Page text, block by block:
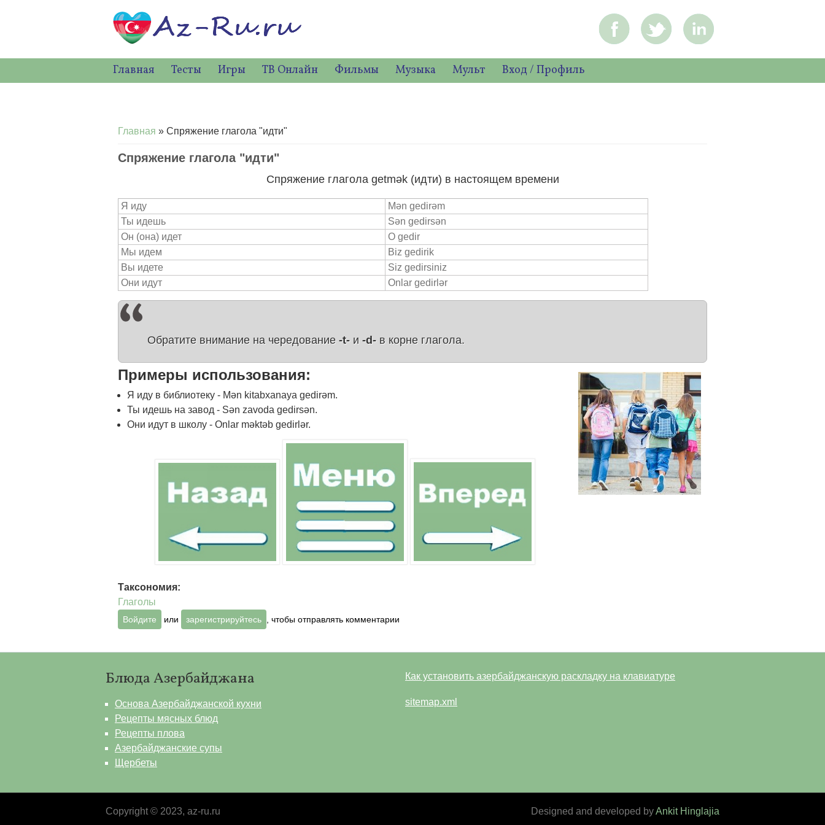
Главная Тесты Игры ТВ Онлайн Фильмы Музыка Мульт Вход / Профиль
Главная » Спряжение глагола "идти"
Спряжение глагола "идти"
Спряжение глагола getmək (идти) в настоящем времени
Я иду
Mən gedirəm
Ты идешь
Sən gedirsən
Он (она) идет
O gedir
Мы идем
Biz gedirik
Вы идете
Siz gedirsiniz
Они идут
Onlar gedirlər
Обратите внимание на чередование -t- и -d- в корне глагола.
Примеры использования:
Я иду в библиотеку - Mən kitabxanaya gedirəm.
Ты идешь на завод - Sən zavoda gedirsən.
Они идут в школу - Onlar məktəb gedirlər.
Таксономия:
Глаголы
Войдите или зарегистрируйтесь , чтобы отправлять комментарии
Блюда Азербайджана
Основа Азербайджанской кухни
Рецепты мясных блюд
Рецепты плова
Азербайджанские супы
Щербеты
Как установить азербайджанскую раскладку на клавиатуре
sitemap.xml
Copyright © 2023, az-ru.ru Designed and developed byAnkit Hinglajia